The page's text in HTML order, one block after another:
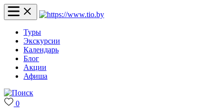
Туры
Экскурсии
Календарь
Блог
Акции
Афиша
0